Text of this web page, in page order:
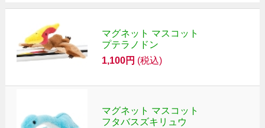
マグネット マスコット
プテラノドン
1,100円 (税込)
マグネット マスコット
フタバスズキリュウ